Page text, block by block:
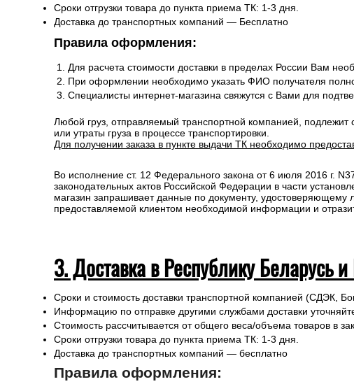
Сроки отгрузки товара до пункта приема ТК: 1-3 дня.
Доставка до транспортных компаний — Бесплатно
Правила оформления:
Для расчета стоимости доставки в пределах России Вам
При оформлении необходимо указать ФИО получателя
Специалисты интернет-магазина свяжутся с Вами для
Любой груз, отправляемый транспортной компанией,
или утраты груза в процессе транспортировки.
Для получении заказа в пункте выдачи ТК необходимо
Во исполнение ст. 12 Федерального закона от 6 июля 2016 г.
законодательных актов Российской Федерации в части
магазин запрашивает данные по документу, удостоверяющему
предоставляемой клиентом необходимой информации и
3. Доставка в Республику Беларусь и
Сроки и стоимость доставки транспортной компанией (СДЭК,
Информацию по отправке другими службами доставки
Стоимость рассчитывается от общего веса/объема товаров в
Сроки отгрузки товара до пункта приема ТК: 1-3 дня.
Доставка до транспортных компаний — бесплатно
Правила оформления: